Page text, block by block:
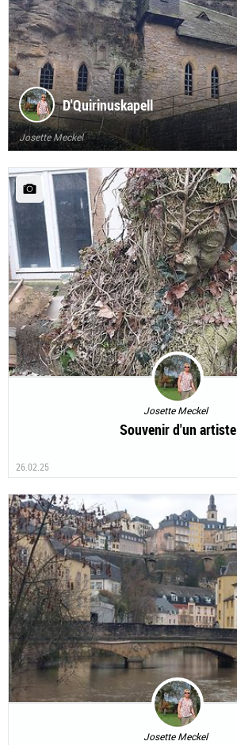
D'Quirinuskapell
Josette Meckel
Josette Meckel
Souvenir d'un artiste
26.02.25
Josette Meckel